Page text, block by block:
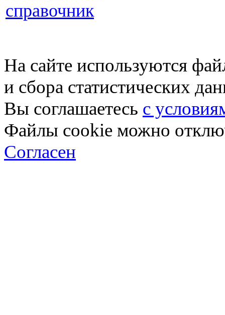
справочник
На сайте используются
и сбора статистических
Вы соглашаетесь с
Файлы cookie можно
Согласен